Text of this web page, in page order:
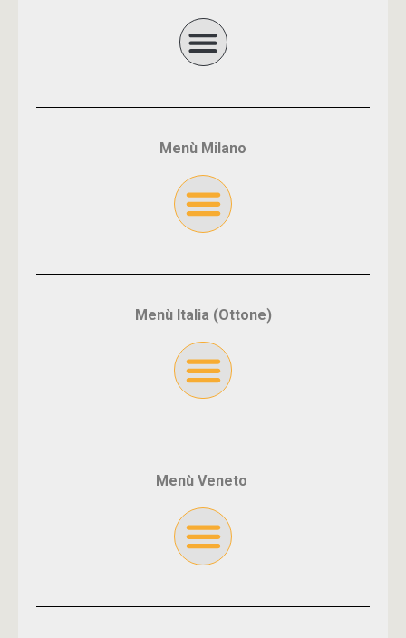
Menù Milano
Menù Italia (Ottone)
Menù Veneto